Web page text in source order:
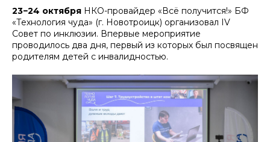
23−24 октября НКО-провайдер «Всё получится!» БФ
«Технология чуда» (г. Новотроицк) организовал IV
Совет по инклюзии. Впервые мероприятие
проводилось два дня, первый из которых был посвящен
родителям детей с инвалидностью.